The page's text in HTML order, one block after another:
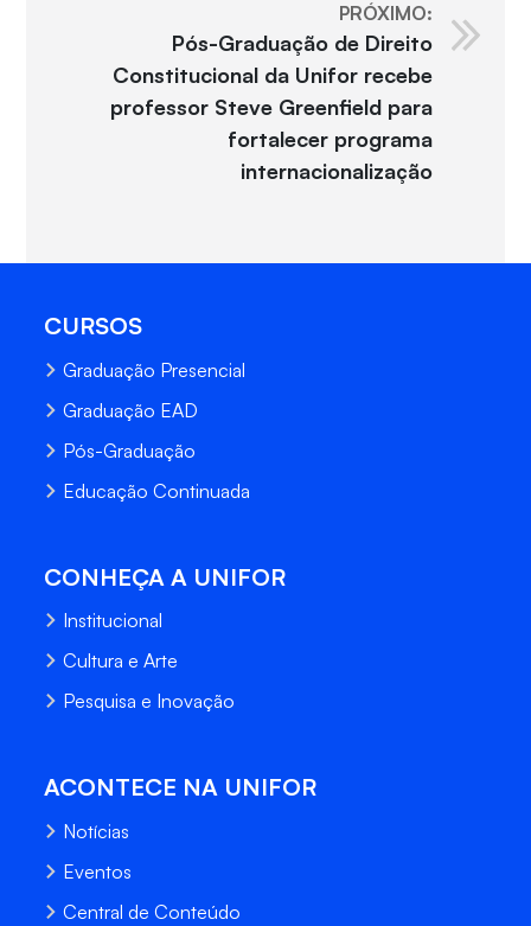
PRÓXIMO:
Pós-Graduação de Direito
Constitucional da Unifor recebe
professor Steve Greenfield para
fortalecer programa
internacionalização
CURSOS
Graduação Presencial
Graduação EAD
Pós-Graduação
Educação Continuada
CONHEÇA A UNIFOR
Institucional
Cultura e Arte
Pesquisa e Inovação
ACONTECE NA UNIFOR
Notícias
Eventos
Central de Conteúdo